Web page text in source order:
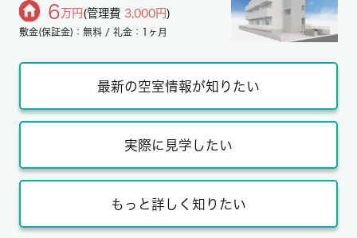
6万円 (管理費 3,000円)
敷金(保証金)：無料 / 礼金：1ヶ月
最新の空室情報が知りたい
実際に見学したい
もっと詳しく知りたい